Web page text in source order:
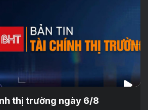
thị trường ngày 6/8